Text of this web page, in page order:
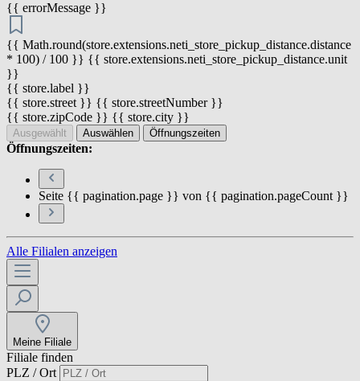
{{ errorMessage }}
{{ Math.round(store.extensions.neti_store_pickup_distance.distance
* 100) / 100 }} {{ store.extensions.neti_store_pickup_distance.unit
}}
{{ store.label }}
{{ store.street }} {{ store.streetNumber }}
{{ store.zipCode }} {{ store.city }}
Ausgewählt Auswählen Öffnungszeiten
Öffnungszeiten:
Seite {{ pagination.page }} von {{ pagination.pageCount }}
Alle Filialen anzeigen
Meine Filiale
Filiale finden
PLZ / Ort